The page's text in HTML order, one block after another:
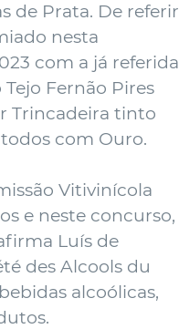
de Prata. De referir
nesta
com a já referida
Fernão Pires
Trincadeira tinto
com Ouro.
Vitivinícola
e neste concurso,
Luís de
des Alcools du
alcoólicas,